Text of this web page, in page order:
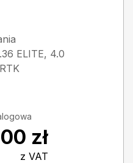
ELITE, 4.0
zł
z VAT